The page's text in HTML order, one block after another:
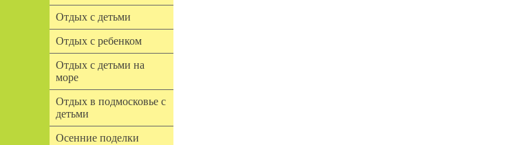
Отдых с детьми
Отдых с ребенком
Отдых с детьми на
море
Отдых в подмосковье с
детьми
Осенние поделки